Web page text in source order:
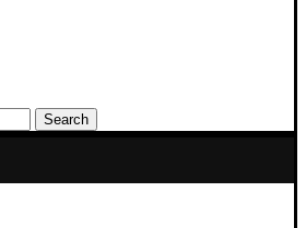
Search